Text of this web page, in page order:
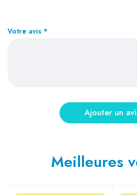
Votre avis *
Meilleures